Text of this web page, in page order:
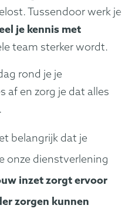
Tussendoor werk je
je kennis met
team sterker wordt.
rond je je
af en zorg je dat alles
belangrijk dat je
onze dienstverlening
inzet zorgt ervoor
zorgen kunnen